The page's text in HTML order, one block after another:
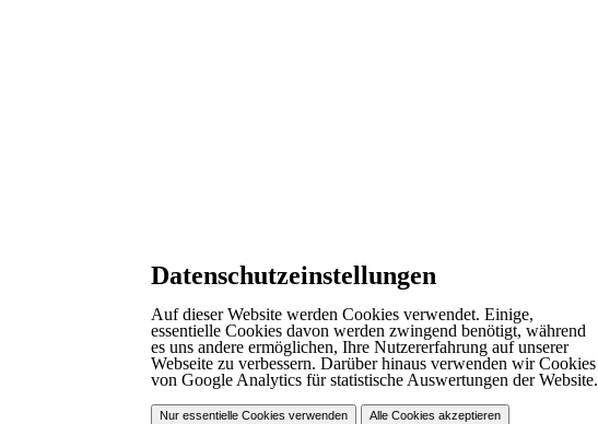
Datenschutzeinstellungen
Auf dieser Website werden Cookies verwendet. Einige,
essentielle Cookies davon werden zwingend benötigt, während
es uns andere ermöglichen, Ihre Nutzererfahrung auf unserer
Webseite zu verbessern. Darüber hinaus verwenden wir Cookies
von Google Analytics für statistische Auswertungen der Website.
Nur essentielle Cookies verwenden Alle Cookies akzeptieren